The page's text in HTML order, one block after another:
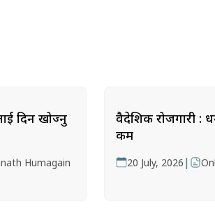
दिन खोज्नु
Humagain
वैदेशिक रोजगारी :
कम
20 July, 2026 |